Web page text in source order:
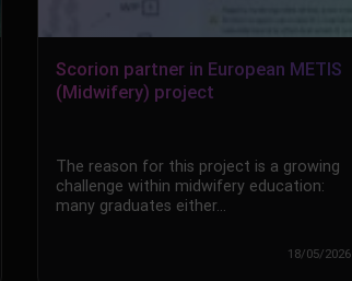
Scorion partner in European METIS
(Midwifery) project
18/05/2026
The reason for this project is a growing
challenge within midwifery education:
many graduates either…